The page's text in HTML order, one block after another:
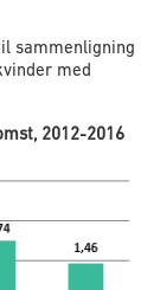
sammenligning
med
2012-2016